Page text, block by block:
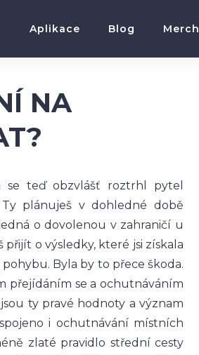
Aplikace Blog Merch
NA
se teď obzvlášť roztrhl pytel
plánuješ v dohledné době
o dovolenou v zahraničí u
o výsledky, které jsi získala
Byla by to přece škoda.
přejídáním se a ochutnáváním
ty pravé hodnoty a význam
i ochutnávání místních
zlaté pravidlo střední cesty